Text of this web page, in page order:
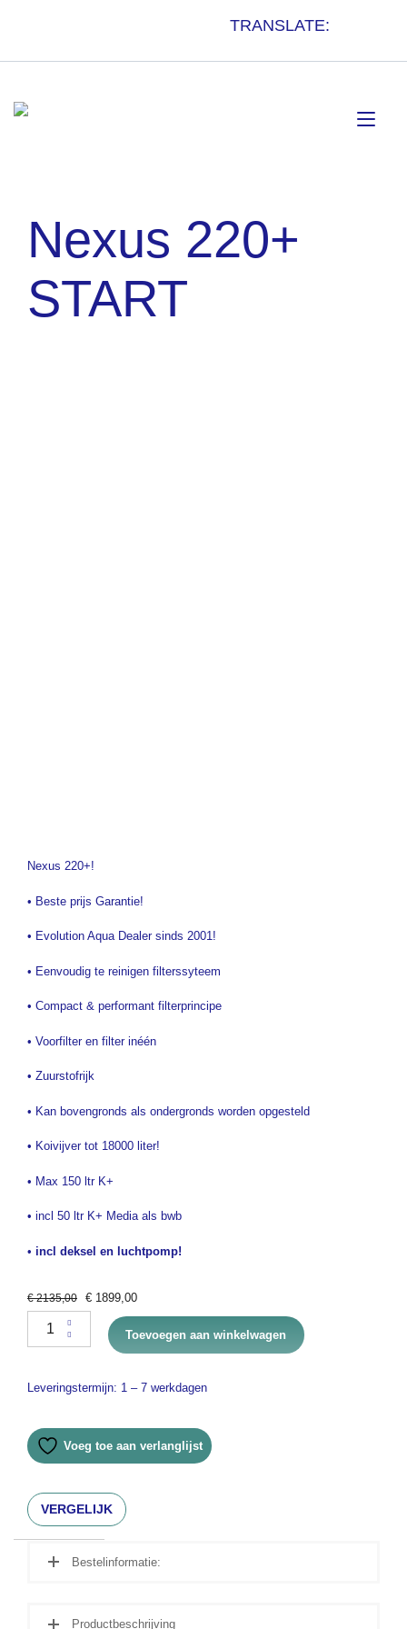
TRANSLATE:
Nexus 220+
START
Nexus 220+!
• Beste prijs Garantie!
• Evolution Aqua Dealer sinds 2001!
• Eenvoudig te reinigen filterssyteem
• Compact & performant filterprincipe
• Voorfilter en filter inéén
• Zuurstofrijk
• Kan bovengronds als ondergronds worden opgesteld
• Koivijver tot 18000 liter!
• Max 150 ltr K+
• incl 50 ltr K+ Media als bwb
• incl deksel en luchtpomp!
€2135,00
Original
price
was:
€ 2135,00.
€ 1899,00Current
price
is:
Nexus 220+ START quantity
Toevoegen aan winkelwagen
Leveringstermijn: 1 – 7 werkdagen
Voeg toe aan verlanglijst
VERGELIJK
Bestelinformatie:
Productbeschrijving